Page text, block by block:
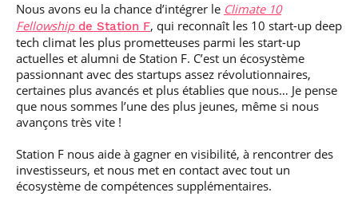
Nous avons eu la chance d’intégrer le Climate 10
Fellowshipde Station F, qui reconnaît les 10 start-up deep
tech climat les plus prometteuses parmi les start-up
actuelles et alumni de Station F. C’est un écosystème
passionnant avec des startups assez révolutionnaires,
certaines plus avancés et plus établies que nous… Je pense
que nous sommes l’une des plus jeunes, même si nous
avançons très vite !
Station F nous aide à gagner en visibilité, à rencontrer des
investisseurs, et nous met en contact avec tout un
écosystème de compétences supplémentaires.